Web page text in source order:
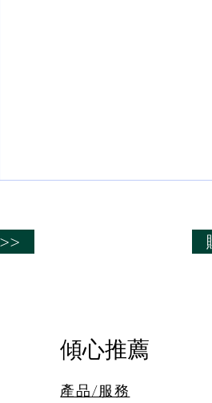
可與空氣中的水和氧作用，形成如
傾心推薦
產品/服務